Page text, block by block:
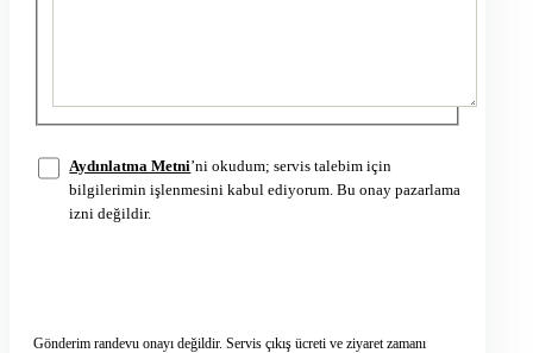
Aydınlatma Metni’ni okudum; servis talebim için
bilgilerimin işlenmesini kabul ediyorum. Bu onay pazarlama
izni değildir.
Gönderim randevu onayı değildir. Servis çıkış ücreti ve ziyaret zamanı